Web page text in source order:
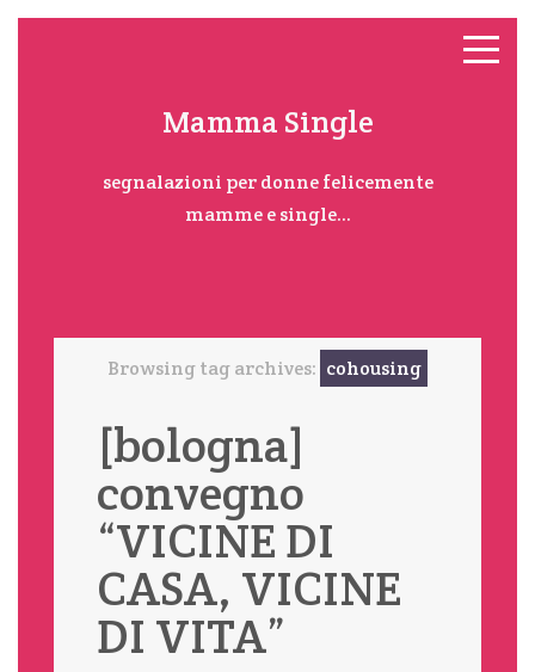
Mamma Single
segnalazioni per donne felicemente
mamme e single...
Browsing tag archives: cohousing
[bologna]
convegno
“VICINE DI
CASA, VICINE
DI VITA”